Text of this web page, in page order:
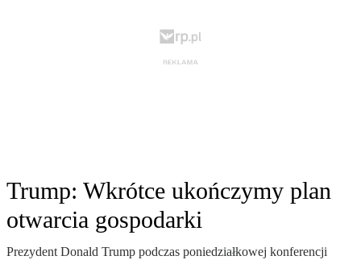
Trump: Wkrótce ukończymy plan
otwarcia gospodarki
Prezydent Donald Trump podczas poniedziałkowej konferencji